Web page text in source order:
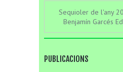
Sequioler de l'any
Benjamín Garcés
PUBLICACIONS